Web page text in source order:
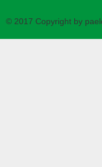
© 2017 Copyright by